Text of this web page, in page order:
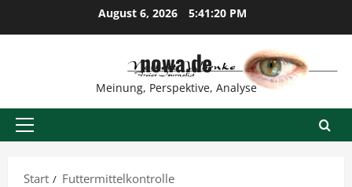
August 6, 2026 5:41:20 PM
nowa.de
Meinung, Perspektive, Analyse
Primäres
Start
Futtermittelkontrolle